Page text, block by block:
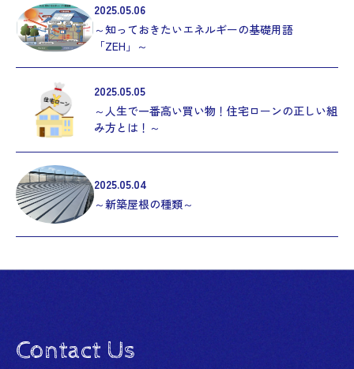
2025.05.06
～知っておきたいエネルギーの基礎用語
「ZEH」～
2025.05.05
～人生で一番高い買い物！住宅ローンの正しい組
み方とは！～
2025.05.04
～新築屋根の種類～
Contact Us